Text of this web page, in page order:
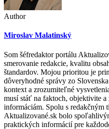
Author
Miroslav Malatinský
Som šéfredaktor portálu
smerovanie redakcie, kvalitu
štandardov. Mojou prioritou je
dôveryhodné správy zo
kontext a zrozumiteľné
musí stáť na faktoch, objektivite
informáciám. Spolu s redakčným
Aktualizované.sk bolo
praktických informácií pre